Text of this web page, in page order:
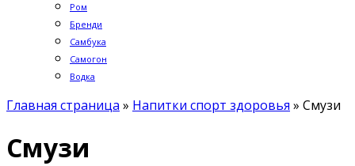
Ром
Бренди
Самбука
Самогон
Водка
Главная страница » Напитки спорт здоровья » Смузи
Смузи